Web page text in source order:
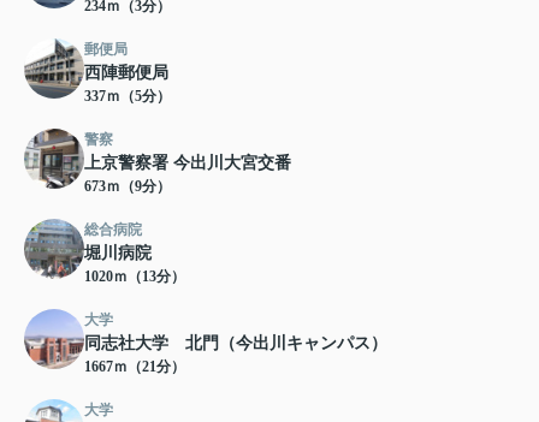
234ｍ（3分）
郵便局
西陣郵便局
337ｍ（5分）
警察
上京警察署 今出川大宮交番
673ｍ（9分）
総合病院
堀川病院
1020ｍ（13分）
大学
同志社大学 北門（今出川キャンパス）
1667ｍ（21分）
大学